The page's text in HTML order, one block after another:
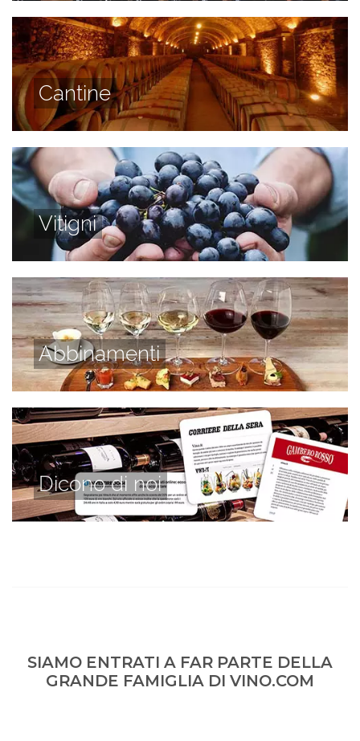
Cantine
Vitigni
Abbinamenti
Dicono di noi
SIAMO ENTRATI A FAR PARTE DELLA
GRANDE FAMIGLIA DI VINO.COM